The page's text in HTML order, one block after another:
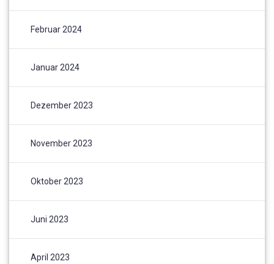
Februar 2024
Januar 2024
Dezember 2023
November 2023
Oktober 2023
Juni 2023
April 2023